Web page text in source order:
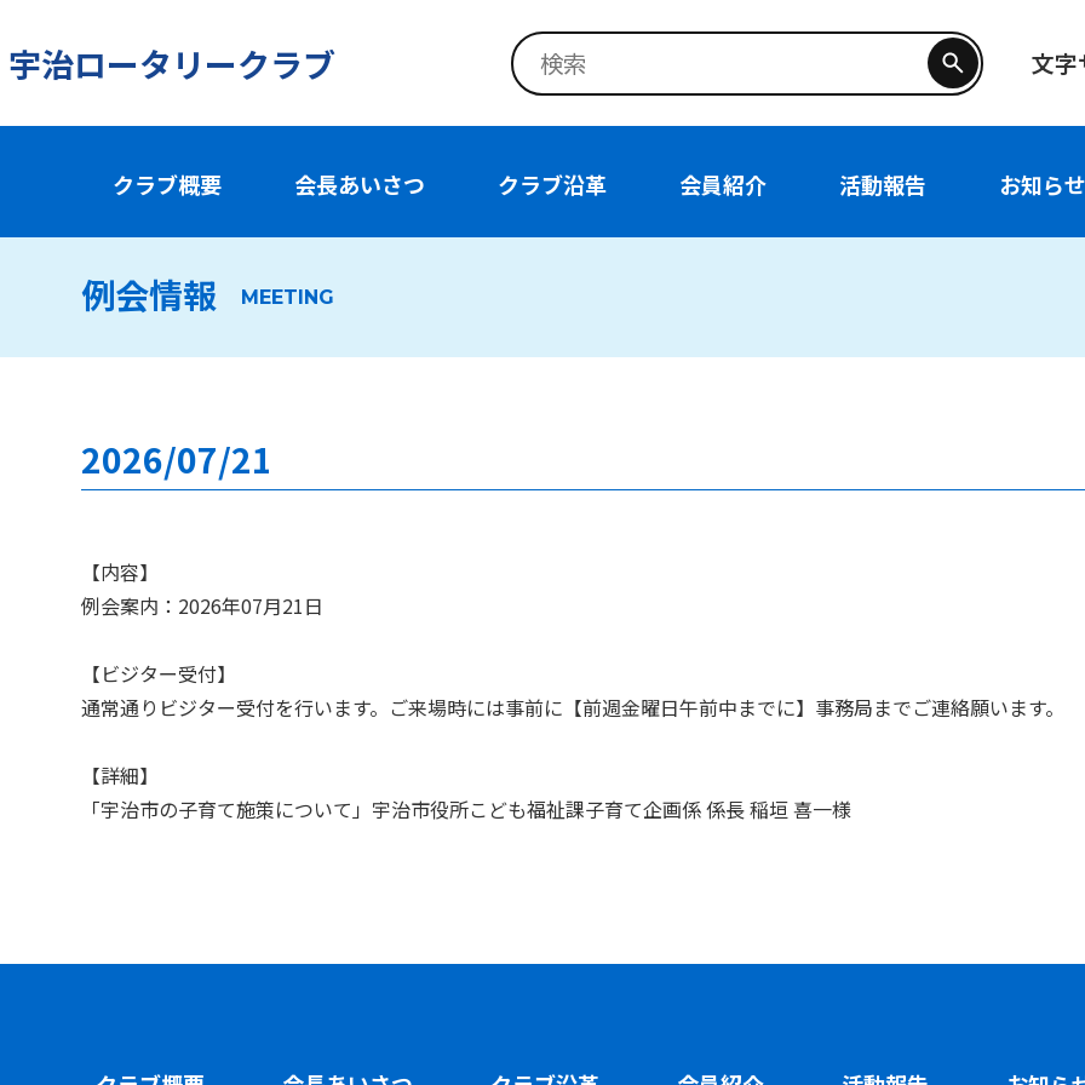
宇治ロータリークラブ 文字
クラブ概要 会長あいさつ クラブ沿革 会員紹介 活動報告 お知らせ
例会情報 MEETING
2026/07/21
【内容】
例会案内：2026年07月21日
【ビジター受付】
通常通りビジター受付を行います。ご来場時には事前に【前週金曜日午前中までに】事務局までご連絡願います。
【詳細】
「宇治市の子育て施策について」宇治市役所こども福祉課子育て企画係 係長 稲垣 喜一様